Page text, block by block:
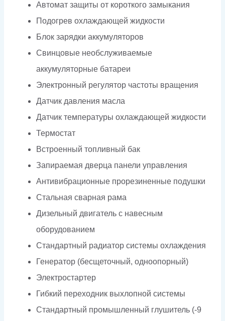
Автомат защиты от короткого замыкания
Подогрев охлаждающей жидкости
Блок зарядки аккумуляторов
Свинцовые необслуживаемые
аккумуляторные батареи
Электронный регулятор частоты вращения
Датчик давления масла
Датчик температуры охлаждающей жидкости
Термостат
Встроенный топливный бак
Запираемая дверца панели управления
Антивибрационные прорезиненные подушки
Стальная сварная рама
Дизельный двигатель с навесным
оборудованием
Стандартный радиатор системы охлаждения
Генератор (бесщеточный, одноопорный)
Электростартер
Гибкий переходник выхлопной системы
Стандартный промышленный глушитель (-9